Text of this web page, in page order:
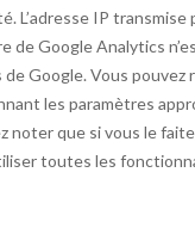
L’adresse IP transmise
de Google Analytics
de Google. Vous pouvez
les paramètres
noter que si vous le
toutes les